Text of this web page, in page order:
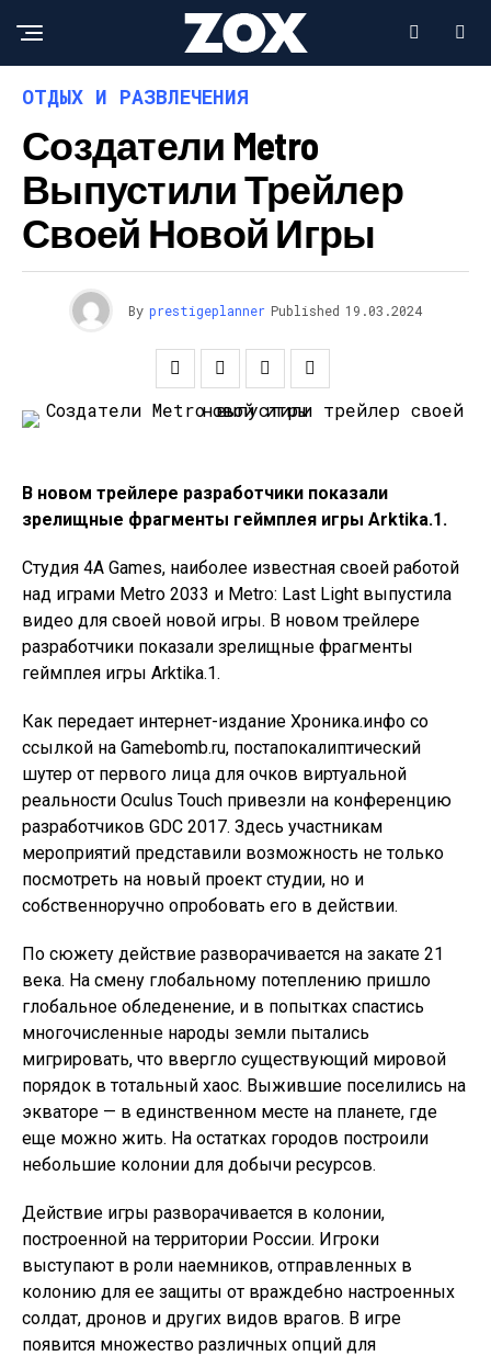
ОТДЫХ И РАЗВЛЕЧЕНИЯ
Создатели Metro
Выпустили Трейлер
Своей Новой Игры
By prestigeplanner Published 19.03.2024
В новом трейлере разработчики показали
зрелищные фрагменты геймплея игры Arktika.1.
Студия 4A Games, наиболее известная своей работой
над играми Metro 2033 и Metro: Last Light выпустила
видео для своей новой игры. В новом трейлере
разработчики показали зрелищные фрагменты
геймплея игры Arktika.1.
Как передает интернет-издание Хроника.инфо со
ссылкой на Gamebomb.ru, постапокалиптический
шутер от первого лица для очков виртуальной
реальности Oculus Touch привезли на конференцию
разработчиков GDC 2017. Здесь участникам
мероприятий представили возможность не только
посмотреть на новый проект студии, но и
собственноручно опробовать его в действии.
По сюжету действие разворачивается на закате 21
века. На смену глобальному потеплению пришло
глобальное обледенение, и в попытках спастись
многочисленные народы земли пытались
мигрировать, что ввергло существующий мировой
порядок в тотальный хаос. Выжившие поселились на
экваторе — в единственном месте на планете, где
еще можно жить. На остатках городов построили
небольшие колонии для добычи ресурсов.
Действие игры разворачивается в колонии,
построенной на территории России. Игроки
выступают в роли наемников, отправленных в
колонию для ее защиты от враждебно настроенных
солдат, дронов и других видов врагов. В игре
появится множество различных опций для